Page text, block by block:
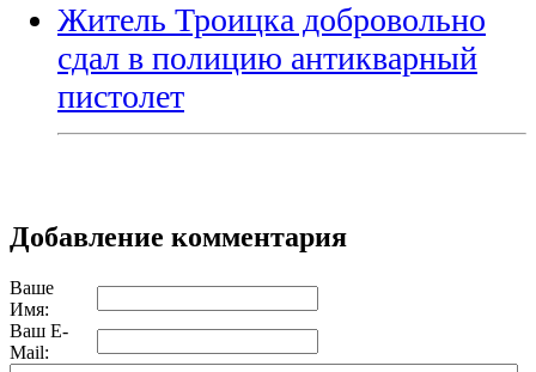
Житель Троицка добровольно
сдал в полицию антикварный
пистолет
Добавление комментария
Ваше
Имя:
Ваш E-
Mail: